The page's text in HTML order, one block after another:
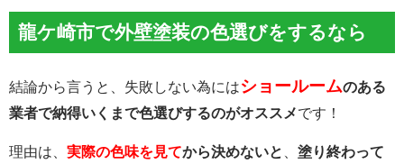
龍ケ崎市で外壁塗装の色選びをするなら
結論から言うと、失敗しない為にはショールームのある
業者で納得いくまで色選びするのがオススメです！
理由は、 実際の色味を見てから決めないと
塗り終わって